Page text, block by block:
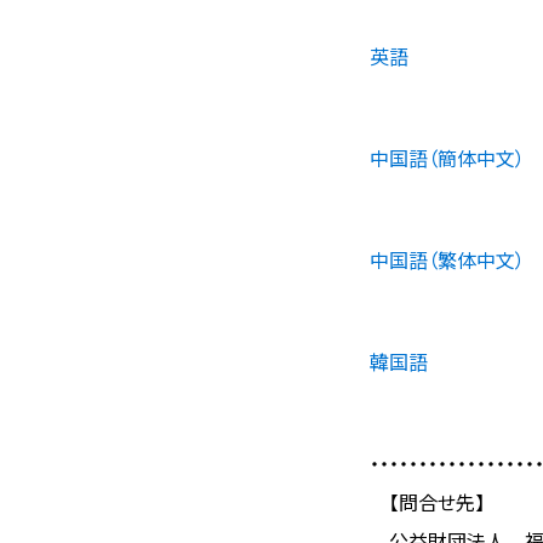
英語
中国語（簡体中文）
中国語（繁体中文）
韓国語
・・・・・・・・・・・・・・・・・
【問合せ先】